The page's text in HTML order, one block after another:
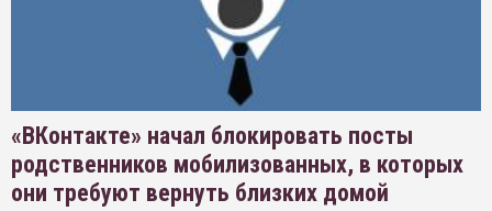
«ВКонтакте» начал блокировать посты
родственников мобилизованных, в которых
они требуют вернуть близких домой